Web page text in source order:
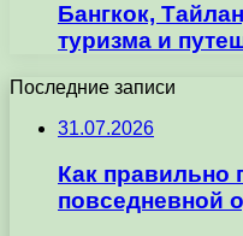
Бангкок,
туризма и
Последние записи
31.07.2026
Как правильно
повседневной